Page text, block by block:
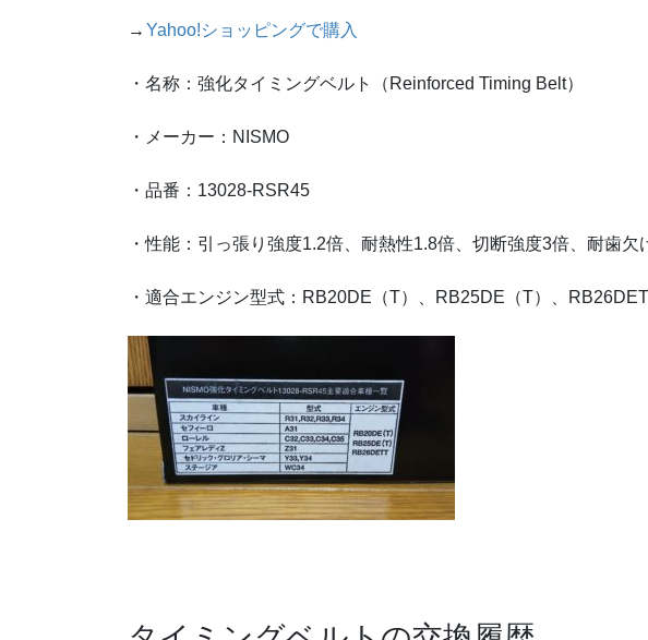
→ Yahoo!ショッピングで購入
・名称：強化タイミングベルト（Reinforced Timing Belt）
・メーカー：NISMO
・品番：13028-RSR45
・性能：引っ張り強度1.2倍、耐熱性1.8倍、切断強度3倍、耐歯欠
・適合エンジン型式：RB20DE（T）、RB25DE（T）、